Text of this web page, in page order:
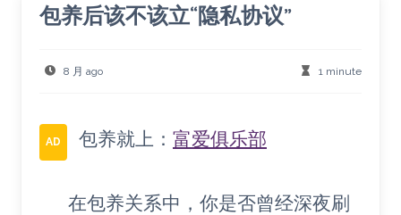
包养后该不该立“隐私协议”
8 月 ago 1 minute
AD 包养就上： 富爱俱乐部
在包养关系中，你是否曾经深夜刷